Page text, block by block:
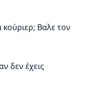
κούριερ; Βαλε τον
δεν έχεις